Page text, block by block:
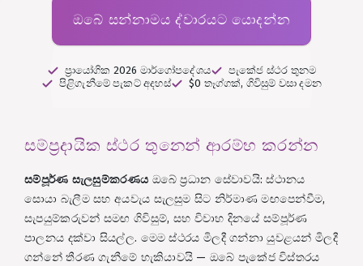
ඔබේ සන්නාමය ද්වාරයට යොදන්න
ප්‍රායෝගික 2026 මාර්ගෝපදේශය
පැකේජ ස්ථර තුනම
පිළිගැනීමේ පැකට් අදහස්
$0 තෑග්ගක්, ගිවිසුම් වසා දමන
සම්ප්‍රදායික ස්ථර තුනෙන් ආරම්භ කරන්න
සම්පූර්ණ සැලසුම්කරණය ඔබේ ප්‍රධාන සේවාවයි: ස්ථානය
සොයා බැලීම සහ අයවැය සැලසුම සිට නිර්මාණ මඟපෙන්වීම,
සැපයුම්කරුවන් සමඟ ගිවිසුම්, සහ විවාහ දිනයේ සම්පූර්ණ
පාලනය දක්වා සියල්ල. මෙම ස්ථරය මිලදී ගන්නා යුවළයන් මිලදී
ගන්නේ තීරණ ගැනීමේ හැකියාවයි — ඔබේ පැකේජ විස්තරය